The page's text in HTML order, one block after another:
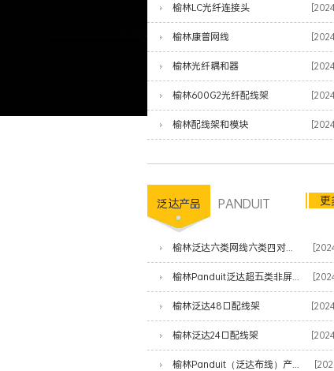
榆林LC光纤连接头
榆林康普网线
榆林光纤耦和器
榆林600G2光纤配线架
榆林配线架和模块
泛达产品 PANDUIT 更
榆林泛达六类网线六类四对非屏蔽双绞线
榆林Panduit泛达超五类非屏蔽网线
榆林泛达48口配线架
榆林泛达24口配线架
榆林Panduit（泛达布线）产品清单